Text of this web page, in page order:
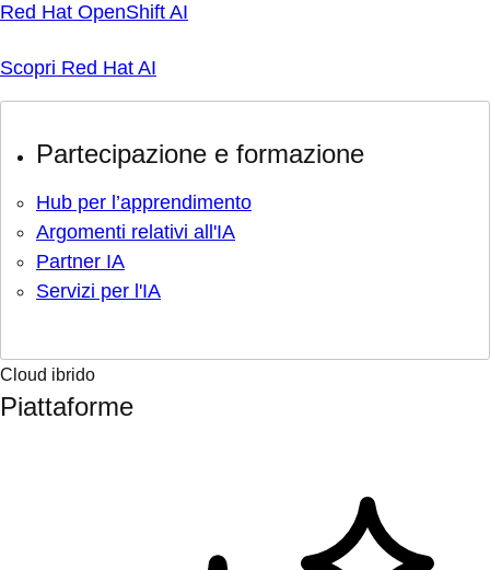
Red Hat OpenShift AI
Scopri Red Hat AI
Partecipazione e formazione
Hub per l’apprendimento
Argomenti relativi all'IA
Partner IA
Servizi per l'IA
Cloud ibrido
Piattaforme